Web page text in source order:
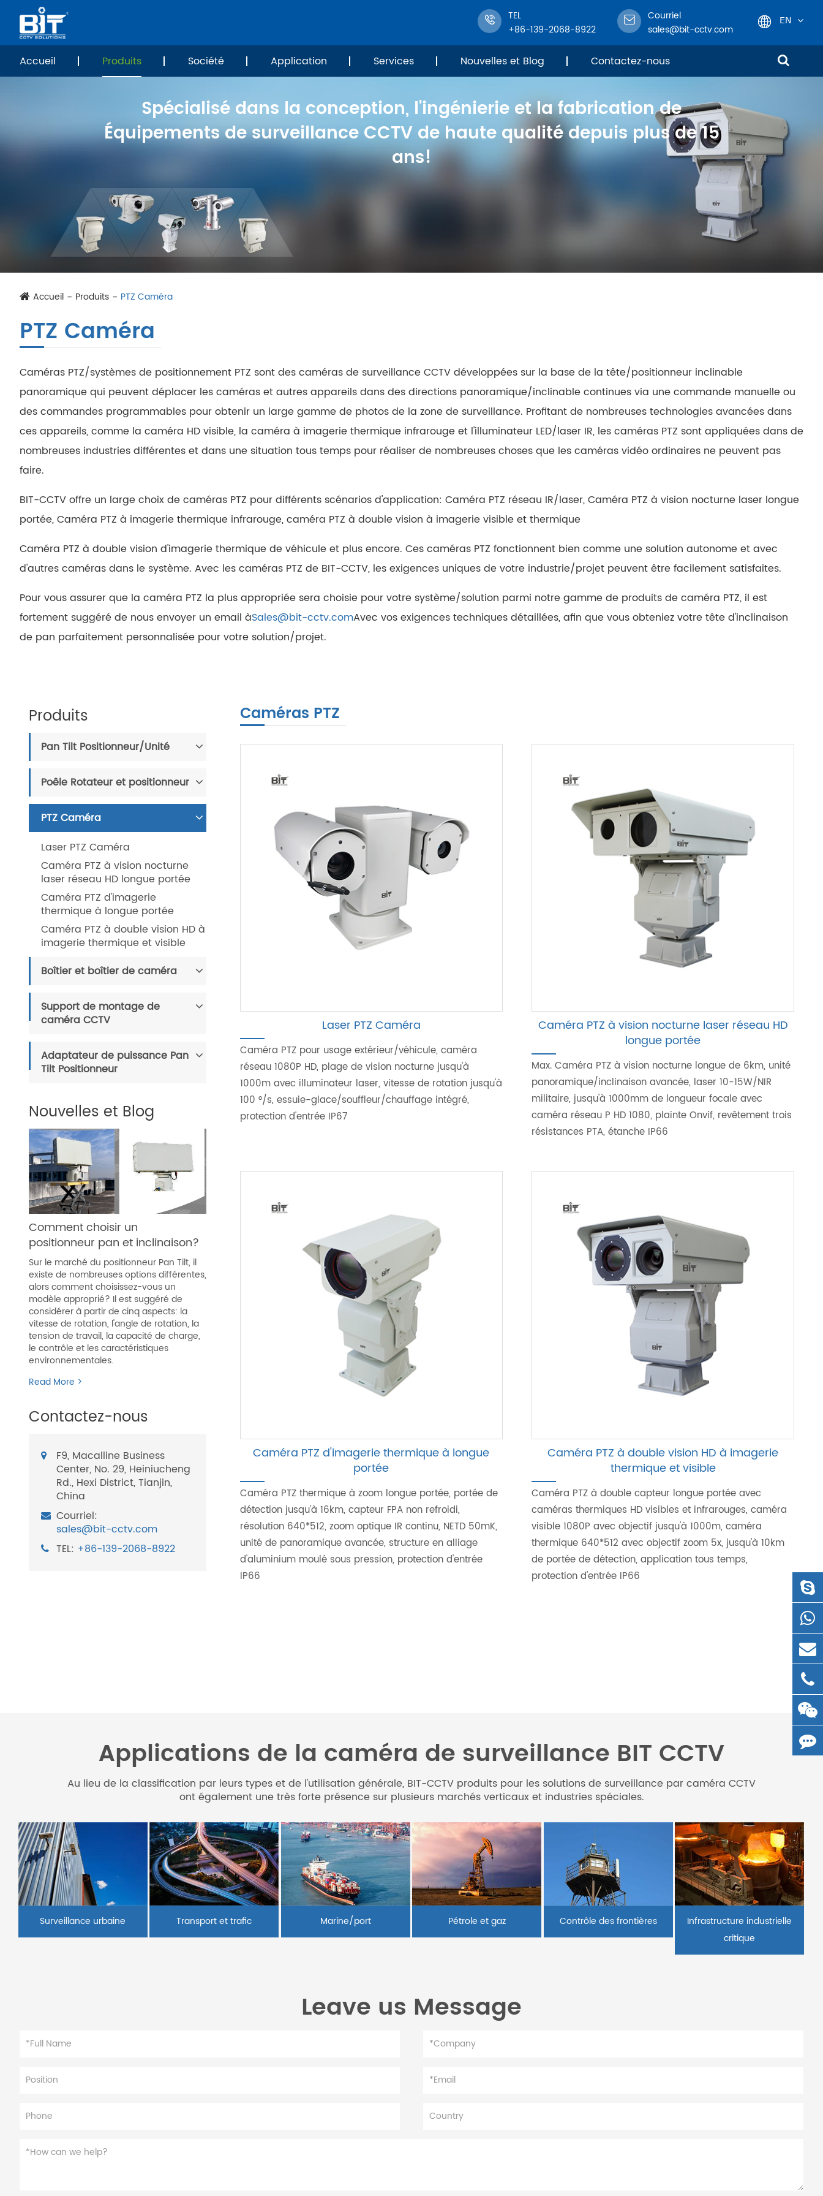
TEL
+86-139-2068-8922
Courriel
sales@bit-cctv.com
EN
한국어
français
Deutsch
Español
tiếng việt
ไทย
čeština
Svenska
Accueil Produits Société Application Services Nouvelles et Blog Contactez-nous
Spécialisé dans la conception, l'ingénierie et la fabrication de
Équipements de surveillance CCTV de haute qualité depuis plus de 15
ans!
Accueil Produits PTZ Caméra
PTZ Caméra
Caméras PTZ/systèmes de positionnement PTZ sont des caméras de surveillance CCTV développées sur la base de la tête/positionneur inclinable
panoramique qui peuvent déplacer les caméras et autres appareils dans des directions panoramique/inclinable continues via une commande manuelle ou
des commandes programmables pour obtenir un large gamme de photos de la zone de surveillance. Profitant de nombreuses technologies avancées dans
ces appareils, comme la caméra HD visible, la caméra à imagerie thermique infrarouge et l'illuminateur LED/laser IR, les caméras PTZ sont appliquées dans de
nombreuses industries différentes et dans une situation tous temps pour réaliser de nombreuses choses que les caméras vidéo ordinaires ne peuvent pas
faire.
BIT-CCTV offre un large choix de caméras PTZ pour différents scénarios d'application: Caméra PTZ réseau IR/laser, Caméra PTZ à vision nocturne laser longue
portée, Caméra PTZ à imagerie thermique infrarouge, caméra PTZ à double vision à imagerie visible et thermique
Caméra PTZ à double vision d'imagerie thermique de véhicule et plus encore. Ces caméras PTZ fonctionnent bien comme une solution autonome et avec
d'autres caméras dans le système. Avec les caméras PTZ de BIT-CCTV, les exigences uniques de votre industrie/projet peuvent être facilement satisfaites.
Pour vous assurer que la caméra PTZ la plus appropriée sera choisie pour votre système/solution parmi notre gamme de produits de caméra PTZ, il est
fortement suggéré de nous envoyer un email àSales@bit-cctv.comAvec vos exigences techniques détaillées, afin que vous obteniez votre tête d'inclinaison
de pan parfaitement personnalisée pour votre solution/projet.
Produits
Pan Tilt Positionneur/Unité
Poêle Rotateur et positionneur
PTZ Caméra
Laser PTZ Caméra
Caméra PTZ à vision nocturne
laser réseau HD longue portée
Caméra PTZ d'imagerie
thermique à longue portée
Caméra PTZ à double vision HD à
imagerie thermique et visible
Boîtier et boîtier de caméra
Support de montage de
caméra CCTV
Adaptateur de puissance Pan
Tilt Positionneur
Nouvelles et Blog
Comment choisir un
positionneur pan et inclinaison?
Sur le marché du positionneur Pan Tilt, il
existe de nombreuses options différentes,
alors comment choisissez-vous un
modèle approprié? Il est suggéré de
considérer à partir de cinq aspects: la
vitesse de rotation, l'angle de rotation, la
tension de travail, la capacité de charge,
le contrôle et les caractéristiques
environnementales.
Read More >
Contactez-nous
F9, Macalline Business
Center, No. 29, Heiniucheng
Rd., Hexi District, Tianjin,
China
Courriel:
sales@bit-cctv.com
TEL: +86-139-2068-8922
Caméras PTZ
Laser PTZ Caméra
Caméra PTZ pour usage extérieur/véhicule, caméra
réseau 1080P HD, plage de vision nocturne jusqu'à
1000m avec illuminateur laser, vitesse de rotation jusqu'à
100 °/s, essuie-glace/souffleur/chauffage intégré,
protection d'entrée IP67
Caméra PTZ à vision nocturne laser réseau HD
longue portée
Max. Caméra PTZ à vision nocturne longue de 6km, unité
panoramique/inclinaison avancée, laser 10-15W/NIR
militaire, jusqu'à 1000mm de longueur focale avec
caméra réseau P HD 1080, plainte Onvif, revêtement trois
résistances PTA, étanche IP66
Caméra PTZ d'imagerie thermique à longue
portée
Caméra PTZ thermique à zoom longue portée, portée de
détection jusqu'à 16km, capteur FPA non refroidi,
résolution 640*512, zoom optique IR continu, NETD 50mK,
unité de panoramique avancée, structure en alliage
d'aluminium moulé sous pression, protection d'entrée
IP66
Caméra PTZ à double vision HD à imagerie
thermique et visible
Caméra PTZ à double capteur longue portée avec
caméras thermiques HD visibles et infrarouges, caméra
visible 1080P avec objectif jusqu'à 1000m, caméra
thermique 640*512 avec objectif zoom 5x, jusqu'à 10km
de portée de détection, application tous temps,
protection d'entrée IP66
Applications de la caméra de surveillance BIT CCTV
Au lieu de la classification par leurs types et de l'utilisation générale, BIT-CCTV produits pour les solutions de surveillance par caméra CCTV
ont également une très forte présence sur plusieurs marchés verticaux et industries spéciales.
Surveillance urbaine Transport et trafic Marine/port Pétrole et gaz Contrôle des frontières
Infrastructure industrielle
critique
Leave us Message